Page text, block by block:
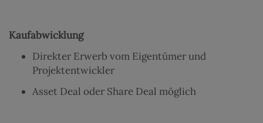
Kaufabwicklung
Direkter Erwerb vom Eigentümer und
Projektentwickler
Asset Deal oder Share Deal möglich